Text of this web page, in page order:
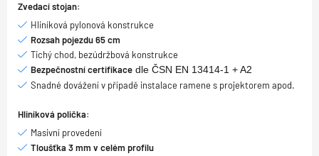
Zvedací stojan:
Hliníková pylonová konstrukce
Rozsah pojezdu 65 cm
Tichý chod, bezúdržbová konstrukce
Bezpečnostní certifikace dle ČSN EN 13414-1 + A2
Snadné dovážení v případě instalace ramene s projektorem apod.
Hliníková polička:
Masivní provedení
Tloušťka 3 mm v celém profilu